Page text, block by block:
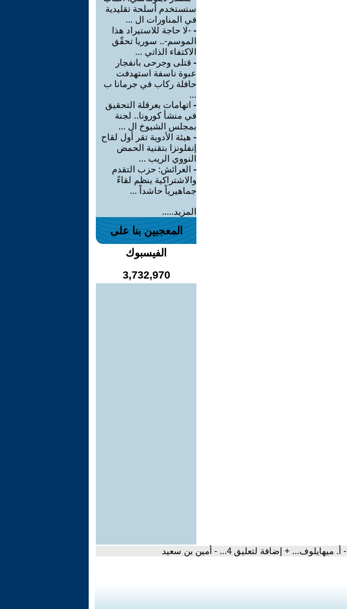
ستستخدم أسلحة تقليدية
في المناورات ال ...
- -لا حاجة للاستيراد هذا
الموسم-.. سوريا تحقّق
الاكتفاء الذاتي ...
- قتلى وجرحى بانفجار
عبوة ناسفة استهدفت
حافلة ركاب في جرمانا ب
...
- اتهامات بعرقلة التحقيق
في منشأ كورونا.. لجنة
بمجلس الشيوخ ال ...
- هيئة الأدوية تقر أول لقاح
إنفلونزا بتقنية الحمض
النووي الريب ...
- العرائش: حزب التقدم
والاشتراكية ينظم لقاءً
جماهيرياً حاشداً ...
المزيد.....
المعجبين بنا على
الفيسبوك
3,732,970
- أ. ميهايلوف... + إضافة لتعليق 4... - أمين بن سعيد